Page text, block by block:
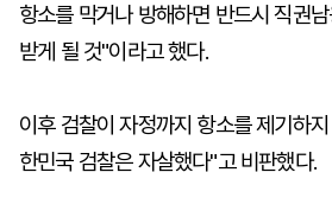
항소를 막거나 방해하면 반드시 직권
받게 될 것"이라고 했다.
이후 검찰이 자정까지 항소를 제기하
한민국 검찰은 자살했다"고 비판했다.